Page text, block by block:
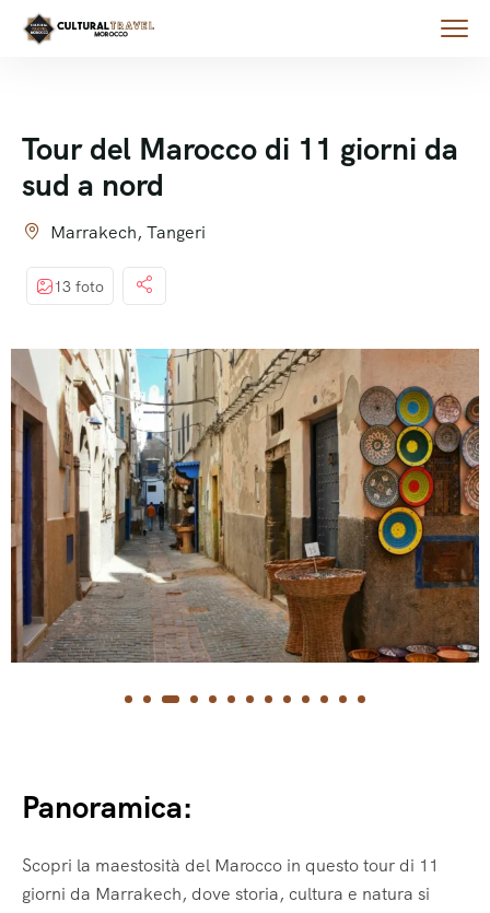
Tour del Marocco di 11 giorni da
sud a nord
Marrakech, Tangeri
13 foto
Panoramica:
Scopri la maestosità del Marocco in questo tour di 11
giorni da Marrakech, dove storia, cultura e natura si